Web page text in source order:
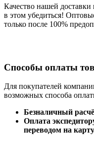
Качество нашей
в этом убедиться!
только после 100%
Способы оплаты
Для покупателей
возможных способа
Безналичный
Оплата
переводом на